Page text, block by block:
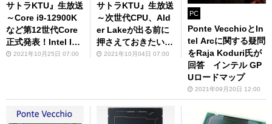
サトラKTU』生放送
～Core i9-12900K
など第12世代Core
正式発表！Intel Inn
ovatiONレポート～
2021年10月25日 07:00
サトラKTU』生放送
～次世代CPU、Ald
er Lakeが出る前に
押さえておきたいポ
イント～
2021年10月04日 07:00
PC
Ponte VecchioとIn
tel Arcに関する疑問
をRaja Koduri氏が
回答 インテル GP
Uロードマップ
2021年09月20日 12:00